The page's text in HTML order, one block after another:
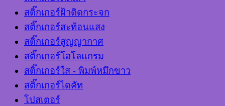
สติ๊กเกอร์ฝ้าติดกระจก
สติ๊กเกอร์สะท้อนแสง
สติ๊กเกอร์สูญญากาศ
สติ๊กเกอร์โฮโลแกรม
สติ๊กเกอร์ใส - พิมพ์หมึกขาว
สติ๊กเกอร์ไดคัท
โปสเตอร์